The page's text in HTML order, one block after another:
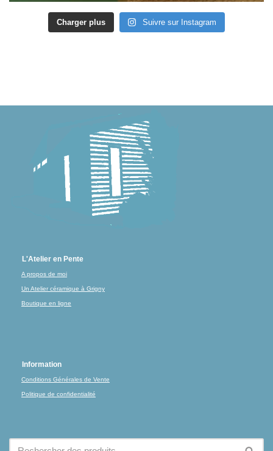
Charger plus Suivre sur Instagram
L'Atelier en Pente
A propos de moi
Un Atelier céramique à Grigny
Boutique en ligne
Information
Conditions Générales de Vente
Politique de confidentialité